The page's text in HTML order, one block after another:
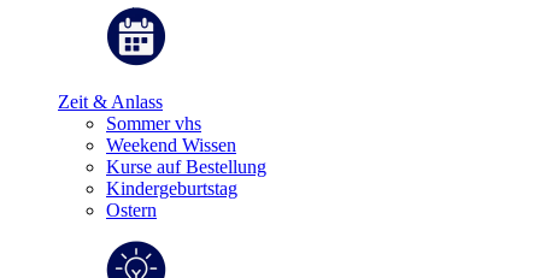
Zeit & Anlass
Sommer vhs
Weekend Wissen
Kurse auf Bestellung
Kindergeburtstag
Ostern